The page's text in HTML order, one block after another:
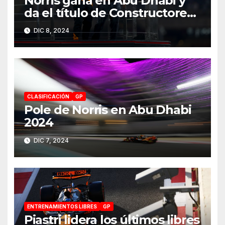
da el título de Constructores
2024 a McLaren
DIC 8, 2024
CLASIFICACIÓN GP
Pole de Norris en Abu Dhabi
2024
DIC 7, 2024
ENTRENAMIENTOS LIBRES GP
Piastri lidera los últimos libres